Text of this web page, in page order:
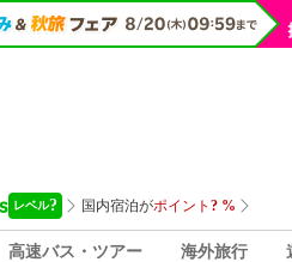
高速バス・ツアー 海外旅行